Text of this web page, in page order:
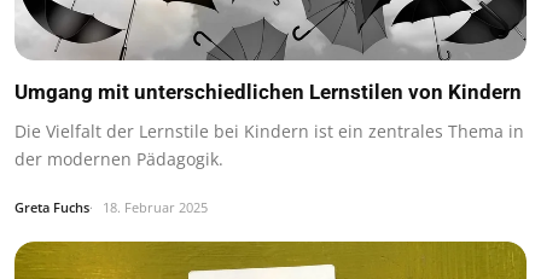
Umgang mit unterschiedlichen Lernstilen von Kindern
Die Vielfalt der Lernstile bei Kindern ist ein zentrales Thema in
der modernen Pädagogik.
Greta Fuchs 18. Februar 2025